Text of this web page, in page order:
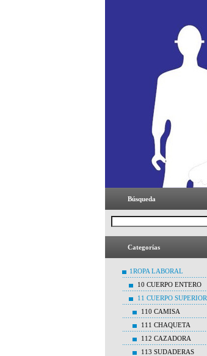
Búsqueda
Categorías
1ROPA LABORAL
10 CUERPO ENTERO
11 CUERPO SUPERIOR
110 CAMISA
111 CHAQUETA
112 CAZADORA
113 SUDADERAS